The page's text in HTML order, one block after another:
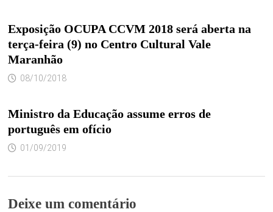
Exposição OCUPA CCVM 2018 será aberta na
terça-feira (9) no Centro Cultural Vale
Maranhão
08/10/2018
Ministro da Educação assume erros de
português em ofício
01/09/2019
Deixe um comentário